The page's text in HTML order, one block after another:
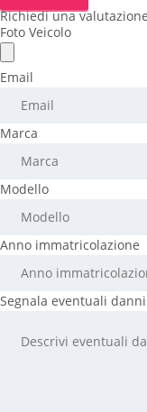
Richiedi una
Foto Veicolo
Email
Marca
Modello
Anno immatricolazione
Segnala eventuali